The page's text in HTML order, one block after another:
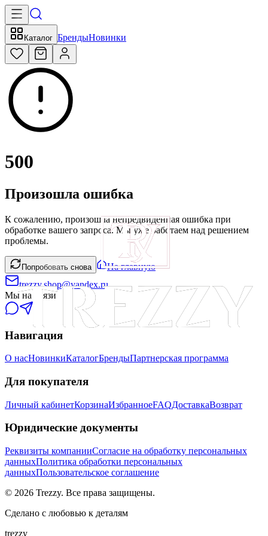
Каталог БрендыНовинки
500
Произошла ошибка
К сожалению, произошла непредвиденная ошибка при
обработке вашего запроса. Мы уже работаем над решением
проблемы.
Попробовать снова
На главную
trezzy.shop@yandex.ru
Мы на связи
Навигация
О насНовинкиКаталогБрендыПартнерская программа
Для покупателя
Личный кабинетКорзинаИзбранноеFAQДоставкаВозврат
Юридические документы
Реквизиты компанииСогласие на обработку персональных
данныхПолитика обработки персональных
данныхПользовательское соглашение
© 2026 Trezzy. Все права защищены.
Сделано с любовью к деталям
trezzy